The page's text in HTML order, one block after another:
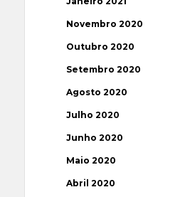
Novembro 2020
Outubro 2020
Setembro 2020
Agosto 2020
Julho 2020
Junho 2020
Maio 2020
Abril 2020